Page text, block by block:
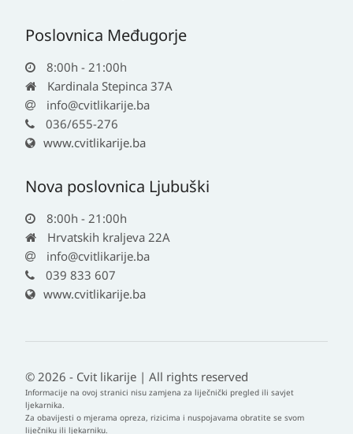
Poslovnica Međugorje
8:00h - 21:00h
Kardinala Stepinca 37A
info@cvitlikarije.ba
036/655-276
www.cvitlikarije.ba
Nova poslovnica Ljubuški
8:00h - 21:00h
Hrvatskih kraljeva 22A
info@cvitlikarije.ba
039 833 607
www.cvitlikarije.ba
© 2026 - Cvit likarije | All rights reserved
Informacije na ovoj stranici nisu zamjena za liječnički pregled ili savjet
ljekarnika.
Za obavijesti o mjerama opreza, rizicima i nuspojavama obratite se svom
liječniku ili ljekarniku.